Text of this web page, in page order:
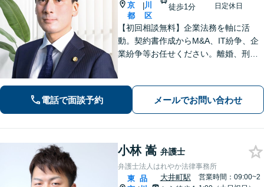
京
都
|川
区
徒歩1分
日定休日
【初回相談無料】企業法務を軸に活
動。契約書作成からM&A、IT紛争、企
業紛争等お任せください。離婚、刑事
崎駅徒歩1分】【弁護士歴10年以上】
電話で面談予約 メールでお問い合わせ
小林 嵩 弁護士
弁護士法人はれやか法律事務所
東 品
大井町駅
営業時間：09:00~2